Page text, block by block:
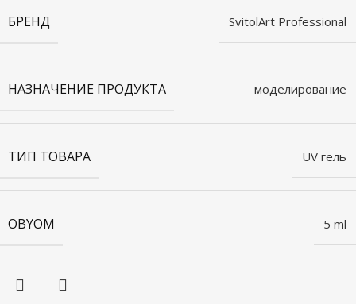
БРЕНД SvitolArt Professional
НАЗНАЧЕНИЕ ПРОДУКТА моделирование
ТИП ТОВАРА UV гель
OBYOM 5 ml